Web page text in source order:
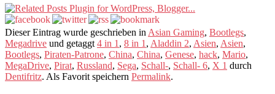
Dieser Eintrag wurde geschrieben inAsian Gaming, Bootlegs,
Megadrive und getaggt4 in 1, 8 in 1, Aladdin 2, Asien, Asien,
Bootlegs, Piraten-Patrone, China, China, Genese, hack, Mario,
MegaDrive, Pirat, Russland, Sega, Schall-, Schall- 6, X 1 durch
Dentifritz. Als Favorit speichern Permalink.